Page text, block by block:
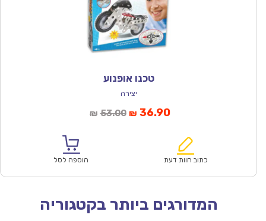
טכנו אופנוע
יצירה
₪ 53.00המחיר
₪53.00.
₪ 36.90המחיר
הוא:
כתוב חוות דעת הוספה לסל
המדורגים ביותר בקטגוריה